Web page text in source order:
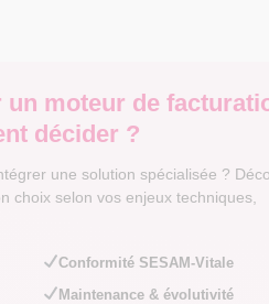
moteur de
décider ?
une solution spécialisée ?
choix selon vos enjeux techniques,
Conformité SESAM-Vitale
Maintenance & évolutivité